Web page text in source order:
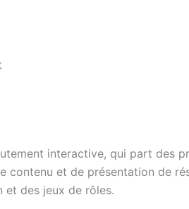
interactive, qui part des
contenu et de présentation de
et des jeux de rôles.